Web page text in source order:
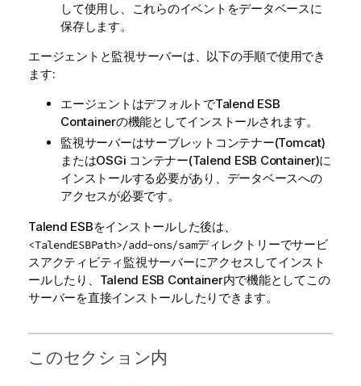
して使用し、これらのイベントをデータベースに
保存します。
エージェントと監視サーバーは、以下の手順で使用でき
ます:
エージェントはデフォルトでTalend ESB
Containerの機能としてインストールされます。
監視サーバーはサーブレットコンテナー(Tomcat)
またはOSGi コンテナー(Talend ESB Container)に
インストールする必要があり、データベースへの
アクセスが必要です。
Talend ESBをインストールした後は、
<TalendESBPath>/add-ons/samディレクトリーでサービ
スアクティビティ監視サーバーにアクセスしてインスト
ールしたり、 Talend ESB Container内で機能としてこの
サーバーを直接インストールしたりできます。
このセクション内